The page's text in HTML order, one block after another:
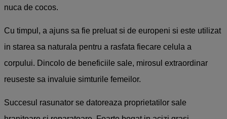
nuca de cocos.
Cu timpul, a ajuns sa fie preluat si de europeni si este utilizat
in starea sa naturala pentru a rasfata fiecare celula a
corpului. Dincolo de beneficiile sale, mirosul extraordinar
reuseste sa invaluie simturile femeilor.
Succesul rasunator se datoreaza proprietatilor sale